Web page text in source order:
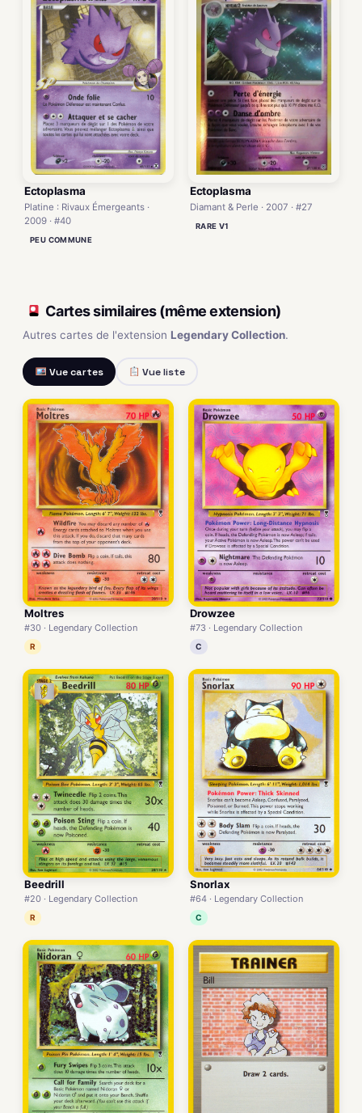
Ectoplasma
Platine : Rivaux Émergeants ·
2009 · #40
PEU COMMUNE
Ectoplasma
Diamant & Perle · 2007 · #27
RARE V1
Cartes similaires (même extension)
Autres cartes de l'extension Legendary Collection.
Vue cartes Vue liste
Moltres
#30 · Legendary Collection
R
Drowzee
#73 · Legendary Collection
C
Beedrill
#20 · Legendary Collection
R
Snorlax
#64 · Legendary Collection
C